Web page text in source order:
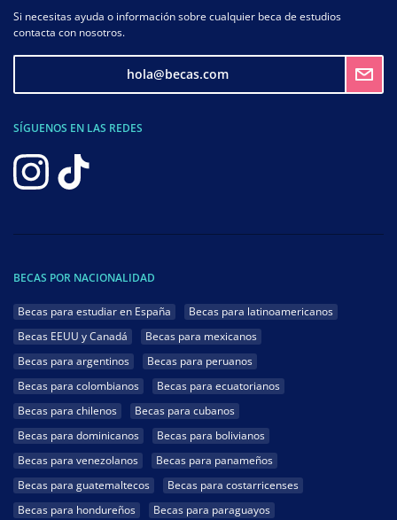
Si necesitas ayuda o información sobre cualquier beca de estudios
contacta con nosotros.
hola@becas.com
SÍGUENOS EN LAS REDES
BECAS POR NACIONALIDAD
Becas para estudiar en España
Becas para latinoamericanos
Becas EEUU y Canadá
Becas para mexicanos
Becas para argentinos
Becas para peruanos
Becas para colombianos
Becas para ecuatorianos
Becas para chilenos
Becas para cubanos
Becas para dominicanos
Becas para bolivianos
Becas para venezolanos
Becas para panameños
Becas para guatemaltecos
Becas para costarricenses
Becas para hondureños
Becas para paraguayos